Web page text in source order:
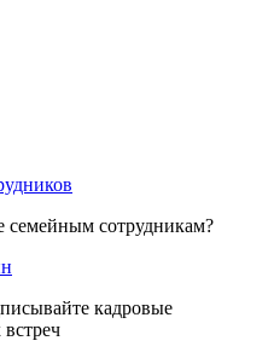
семейным сотрудникам?
кадровые